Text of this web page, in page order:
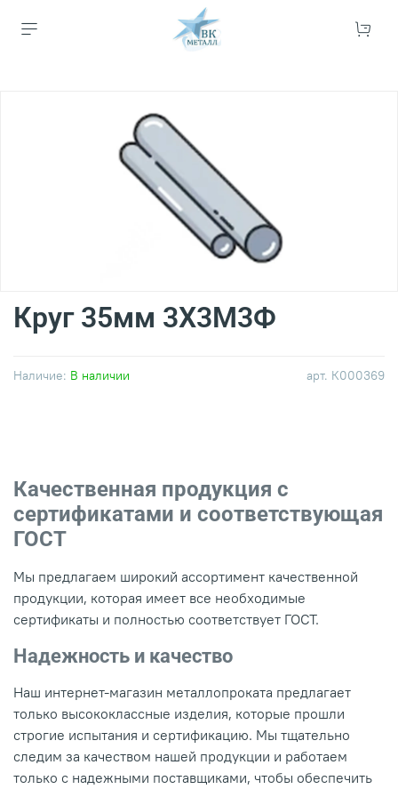
арт. К000369
Наличие: В наличии
Круг 35мм 3Х3М3Ф
Качественная продукция с
сертификатами и соответствующая
ГОСТ
Мы предлагаем широкий ассортимент качественной
продукции, которая имеет все необходимые
сертификаты и полностью соответствует ГОСТ.
Надежность и качество
Наш интернет-магазин металлопроката предлагает
только высококлассные изделия, которые прошли
строгие испытания и сертификацию. Мы тщательно
следим за качеством нашей продукции и работаем
только с надежными поставщиками, чтобы обеспечить